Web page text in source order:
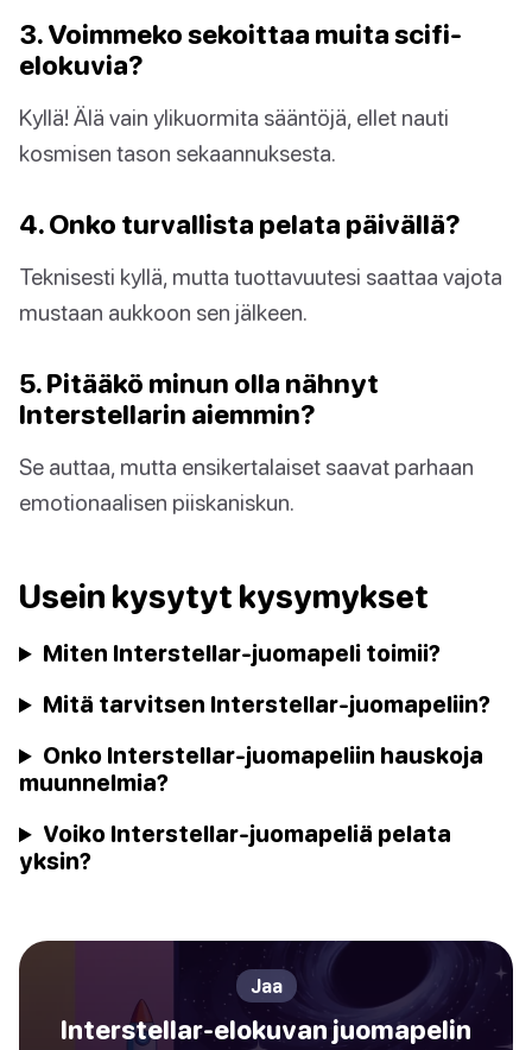
3. Voimmeko sekoittaa muita scifi-
elokuvia?
Kyllä! Älä vain ylikuormita sääntöjä, ellet nauti
kosmisen tason sekaannuksesta.
4. Onko turvallista pelata päivällä?
Teknisesti kyllä, mutta tuottavuutesi saattaa vajota
mustaan aukkoon sen jälkeen.
5. Pitääkö minun olla nähnyt
Interstellarin aiemmin?
Se auttaa, mutta ensikertalaiset saavat parhaan
emotionaalisen piiskaniskun.
Usein kysytyt kysymykset
Miten Interstellar-juomapeli toimii?
Mitä tarvitsen Interstellar-juomapeliin?
Onko Interstellar-juomapeliin hauskoja
muunnelmia?
Voiko Interstellar-juomapeliä pelata
yksin?
Jaa
Interstellar-elokuvan juomapelin